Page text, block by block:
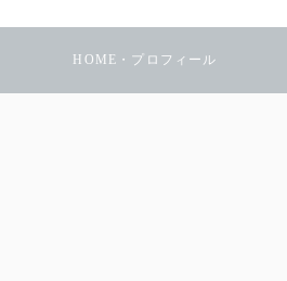
HOME・プロフィール